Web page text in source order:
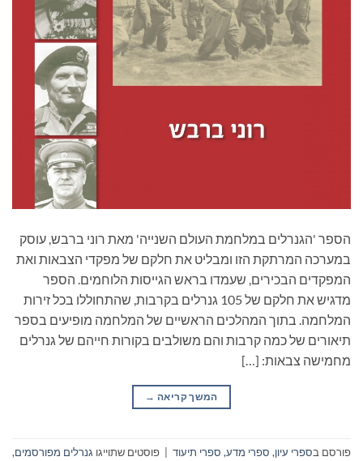
הספר 'הגנרלים במלחמת העולם השנייה' מאת רוני ברבש, עוסק
במערכה המרתקת הזו ומבליט את חלקם של מפקדי הצבאות ואת
המפקדים הבכירים, שעמדו בראש הגייסות הלוחמים. הספר
מדגיש את חלקם של 105 גנרלים בקרבות, שהתחוללו בכל זירות
המלחמה. בתוך המהלכים הראשיים של המלחמה מופיעים בספר
תיאורים של כמה קרבות והם משולבים בקורות חייהם של גנרלים
מחמישה צבאות: […]
המשך קריאה →
פורסם בספרי עיון, ספרי מדע, ספרי תיעוד פוסטים שתוייגו גנרלים מפורסמים,